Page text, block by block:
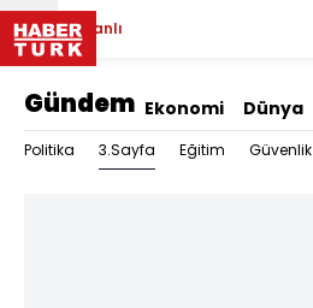
Canlı
Gündem Ekonomi Dünya
Politika 3.Sayfa Eğitim Güvenlik